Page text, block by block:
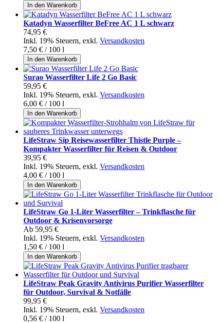
In den Warenkorb
Katadyn Wasserfilter BeFree AC 1 L schwarz
74,95 €
Inkl. 19% Steuern, exkl. Versandkosten
7,50 € / 100 l
In den Warenkorb
Surao Wasserfilter Life 2 Go Basic
59,95 €
Inkl. 19% Steuern, exkl. Versandkosten
6,00 € / 100 l
In den Warenkorb
LifeStraw Sip Reisewasserfilter Thistle Purple –
Kompakter Wasserfilter für Reisen & Outdoor
39,95 €
Inkl. 19% Steuern, exkl. Versandkosten
4,00 € / 100 l
In den Warenkorb
LifeStraw Go 1-Liter Wasserfilter – Trinkflasche für
Outdoor & Krisenvorsorge
Ab 59,95 €
Inkl. 19% Steuern, exkl. Versandkosten
1,50 € / 100 l
In den Warenkorb
LifeStraw Peak Gravity Antivirus Purifier Wasserfilter
für Outdoor, Survival & Notfälle
99,95 €
Inkl. 19% Steuern, exkl. Versandkosten
0,56 € / 100 l